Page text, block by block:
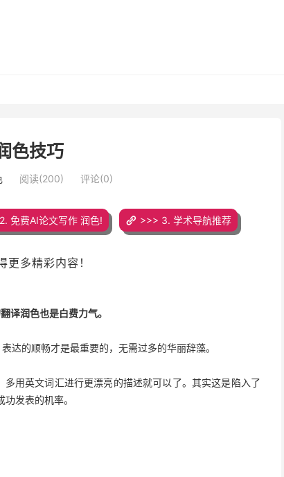
色技巧
阅读(200) 评论(0)
免费AI论文写作 润色! >>> 3. 学术导航推荐
更多精彩内容！
译润色也是白费力气。
达的顺畅才是最重要的，无需过多的华丽辞藻。
用英文词汇进行更漂亮的描述就可以了。其实这是陷入了
发表的机率。